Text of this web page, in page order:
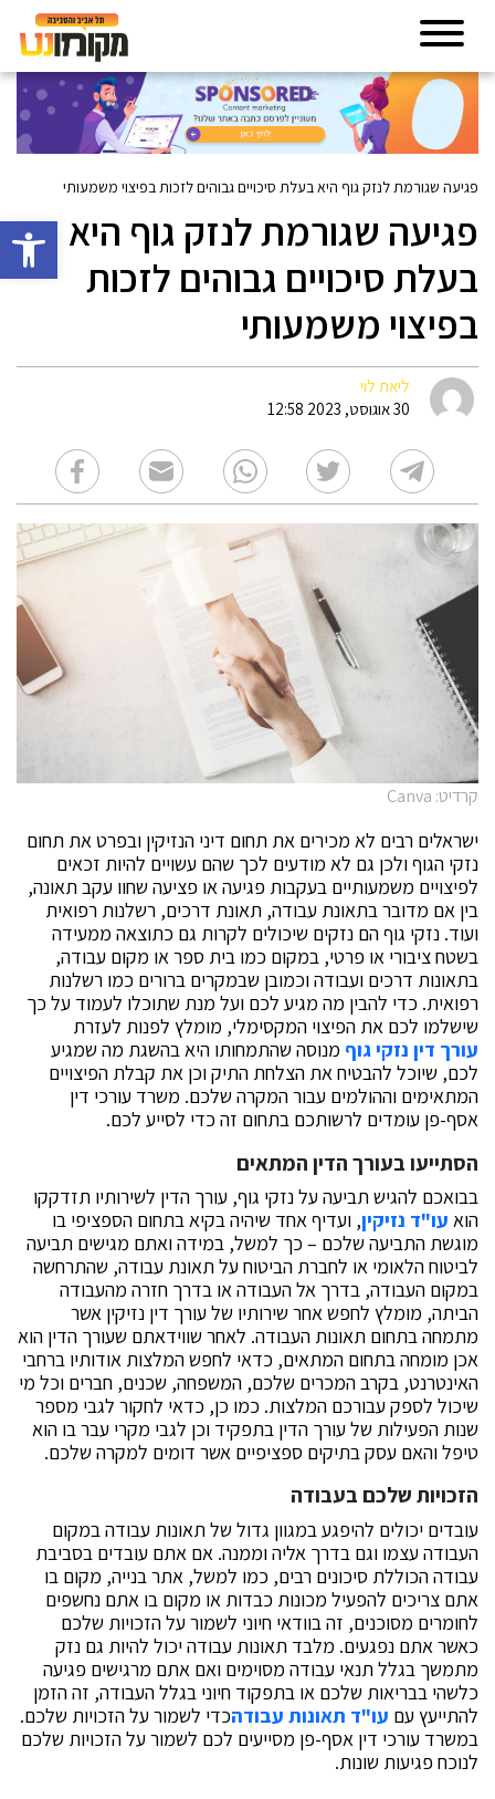
פתח
פגיעה שגורמת לנזק גוף היא בעלת סיכויים גבוהים לזכות בפיצוי משמעותי
פגיעה שגורמת לנזק גוף היא
בעלת סיכויים גבוהים לזכות
בפיצוי משמעותי
ליאת לוי
30 אוגוסט, 2023 12:58
קרדיט: Canva
ישראלים רבים לא מכירים את תחום דיני הנזיקין ובפרט את תחום
נזקי הגוף ולכן גם לא מודעים לכך שהם עשויים להיות זכאים
לפיצויים משמעותיים בעקבות פגיעה או פציעה שחוו עקב תאונה,
בין אם מדובר בתאונת עבודה, תאונת דרכים, רשלנות רפואית
ועוד. נזקי גוף הם נזקים שיכולים לקרות גם כתוצאה ממעידה
בשטח ציבורי או פרטי, במקום כמו בית ספר או מקום עבודה,
בתאונות דרכים ועבודה וכמובן שבמקרים ברורים כמו רשלנות
רפואית. כדי להבין מה מגיע לכם ועל מנת שתוכלו לעמוד על כך
שישלמו לכם את הפיצוי המקסימלי, מומלץ לפנות לעזרת
עורך דין נזקי גוף מנוסה שהתמחותו היא בהשגת מה שמגיע
לכם, שיוכל להבטיח את הצלחת התיק וכן את קבלת הפיצויים
המתאימים וההולמים עבור המקרה שלכם. משרד עורכי דין
אסף-פן עומדים לרשותכם בתחום זה כדי לסייע לכם.
הסתייעו בעורך הדין המתאים
בבואכם להגיש תביעה על נזקי גוף, עורך הדין לשירותיו תזדקקו
הוא עו"ד נזיקין, ועדיף אחד שיהיה בקיא בתחום הספציפי בו
מוגשת התביעה שלכם – כך למשל, במידה ואתם מגישים תביעה
לביטוח הלאומי או לחברת הביטוח על תאונת עבודה, שהתרחשה
במקום העבודה, בדרך אל העבודה או בדרך חזרה מהעבודה
הביתה, מומלץ לחפש אחר שירותיו של עורך דין נזיקין אשר
מתמחה בתחום תאונות העבודה. לאחר שווידאתם שעורך הדין הוא
אכן מומחה בתחום המתאים, כדאי לחפש המלצות אודותיו ברחבי
האינטרנט, בקרב המכרים שלכם, המשפחה, שכנים, חברים וכל מי
שיכול לספק עבורכם המלצות. כמו כן, כדאי לחקור לגבי מספר
שנות הפעילות של עורך הדין בתפקיד וכן לגבי מקרי עבר בו הוא
טיפל והאם עסק בתיקים ספציפיים אשר דומים למקרה שלכם.
הזכויות שלכם בעבודה
עובדים יכולים להיפגע במגוון גדול של תאונות עבודה במקום
העבודה עצמו וגם בדרך אליה וממנה. אם אתם עובדים בסביבת
עבודה הכוללת סיכונים רבים, כמו למשל, אתר בנייה, מקום בו
אתם צריכים להפעיל מכונות כבדות או מקום בו אתם נחשפים
לחומרים מסוכנים, זה בוודאי חיוני לשמור על הזכויות שלכם
כאשר אתם נפגעים. מלבד תאונות עבודה יכול להיות גם נזק
מתמשך בגלל תנאי עבודה מסוימים ואם אתם מרגישים פגיעה
כלשהי בבריאות שלכם או בתפקוד חיוני בגלל העבודה, זה הזמן
להתייעץ עם עו"ד תאונות עבודהכדי לשמור על הזכויות שלכם.
במשרד עורכי דין אסף-פן מסייעים לכם לשמור על הזכויות שלכם
לנוכח פגיעות שונות.